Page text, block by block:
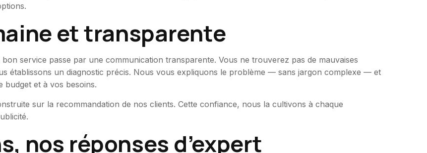
et transparente
service passe par une communication transparente. Vous ne trouverez pas de mauvaises
établissons un diagnostic précis. Nous vous expliquons le problème — sans jargon complexe — et
budget et à vos besoins.
sur la recommandation de nos clients. Cette confiance, nous la cultivons à chaque
nos réponses d’expert